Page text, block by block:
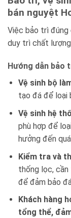
bán nguyệt
Việc bảo trì đúng
duy trì chất lượng
Hướng dẫn bảo
Vệ sinh bộ
tạo đá để loại
Vệ sinh hệ
phù hợp để
hưởng đến
Kiểm tra và
thống lọc, cần
để đảm bảo
Khách hàng
tổng thể,